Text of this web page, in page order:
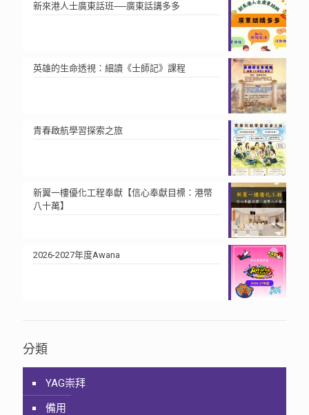
新來港人士廣東話班──廣東話講多多
英雄的生命透視：細讀《士師記》課程
青春啟航學習探索之旅
新翼一樓優化工程奉獻【信心奉獻目標：港幣
八十萬】
2026-2027年度Awana
分類
YAG崇拜
備用